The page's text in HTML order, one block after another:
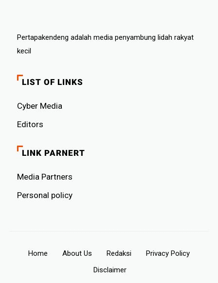
Pertapakendeng adalah media penyambung lidah rakyat
kecil
LIST OF LINKS
Cyber ​​Media
Editors
LINK PARNERT
Media Partners
Personal policy
Home About Us Redaksi
Privacy Policy
Disclaimer